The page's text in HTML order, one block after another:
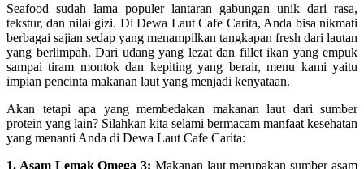
Seafood sudah lama populer lantaran gabungan unik dari rasa,
tekstur, dan nilai gizi. Di Dewa Laut Cafe Carita, Anda bisa nikmati
berbagai sajian sedap yang menampilkan tangkapan fresh dari lautan
yang berlimpah. Dari udang yang lezat dan fillet ikan yang empuk
sampai tiram montok dan kepiting yang berair, menu kami yaitu
impian pencinta makanan laut yang menjadi kenyataan.
Akan tetapi apa yang membedakan makanan laut dari sumber
protein yang lain? Silahkan kita selami bermacam manfaat kesehatan
yang menanti Anda di Dewa Laut Cafe Carita:
1. Asam Lemak Omega 3: Makanan laut merupakan sumber asam